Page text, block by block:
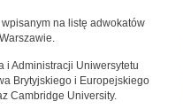
na listę adwokatów
i Administracji Uniwersytetu
Brytyjskiego i Europejskiego
Cambridge University.